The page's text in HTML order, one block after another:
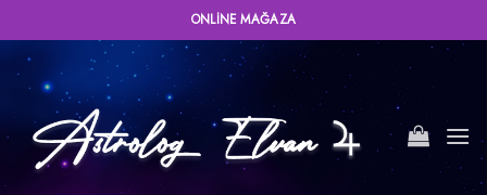
atla
ONLINE MAĞAZA